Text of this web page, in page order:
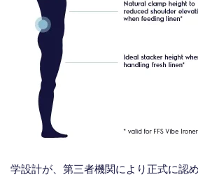
学設計が、第三者機関により正式に認